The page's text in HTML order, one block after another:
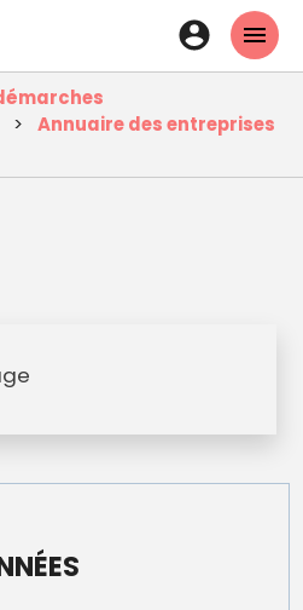
contenu
principal
En-
tête
-
Annuaire des entreprises